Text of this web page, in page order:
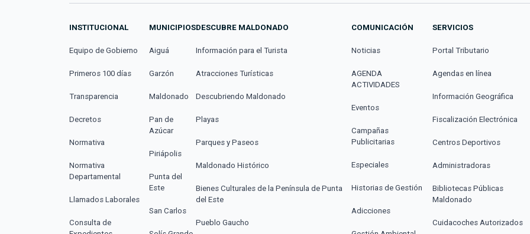
INSTITUCIONAL
Equipo de Gobierno
Primeros 100 días
Transparencia
Decretos
Normativa
Normativa
Departamental
Llamados Laborales
Consulta de
MUNICIPIOS
Aiguá
Garzón
Maldonado
Pan de
Azúcar
Piriápolis
Punta del
Este
San Carlos
DESCUBRE MALDONADO
Información para el Turista
Atracciones Turísticas
Descubriendo Maldonado
Playas
Parques y Paseos
Maldonado Histórico
Bienes Culturales de la Península de Punta
del Este
Pueblo Gaucho
COMUNICACIÓN
Noticias
AGENDA
ACTIVIDADES
Eventos
Campañas
Publicitarias
Especiales
Historias de Gestión
Adicciones
SERVICIOS
Portal Tributario
Agendas en línea
Información Geográfica
Fiscalización Electrónica
Centros Deportivos
Administradoras
Bibliotecas Públicas
Maldonado
Cuidacoches Autorizados